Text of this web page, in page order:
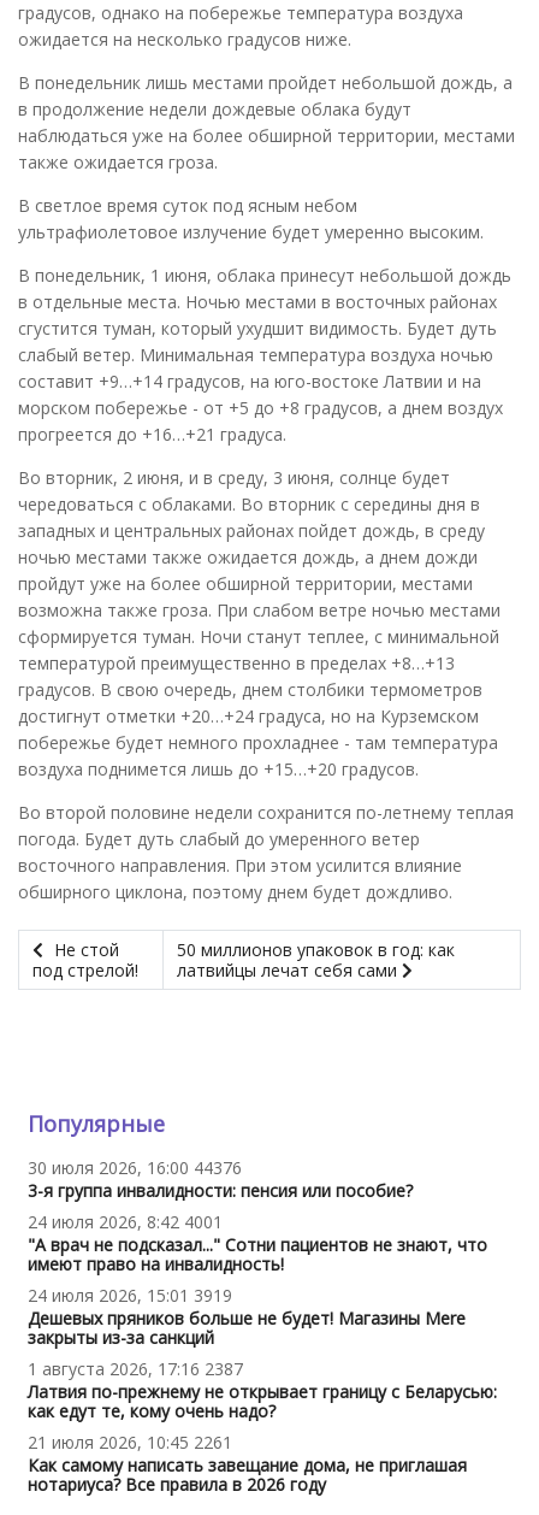
градусов, однако на побережье температура воздуха
ожидается на несколько градусов ниже.
В понедельник лишь местами пройдет небольшой дождь, а
в продолжение недели дождевые облака будут
наблюдаться уже на более обширной территории, местами
также ожидается гроза.
В светлое время суток под ясным небом
ультрафиолетовое излучение будет умеренно высоким.
В понедельник, 1 июня, облака принесут небольшой дождь
в отдельные места. Ночью местами в восточных районах
сгустится туман, который ухудшит видимость. Будет дуть
слабый ветер. Минимальная температура воздуха ночью
составит +9…+14 градусов, на юго-востоке Латвии и на
морском побережье - от +5 до +8 градусов, а днем воздух
прогреется до +16…+21 градуса.
Во вторник, 2 июня, и в среду, 3 июня, солнце будет
чередоваться с облаками. Во вторник с середины дня в
западных и центральных районах пойдет дождь, в среду
ночью местами также ожидается дождь, а днем дожди
пройдут уже на более обширной территории, местами
возможна также гроза. При слабом ветре ночью местами
сформируется туман. Ночи станут теплее, с минимальной
температурой преимущественно в пределах +8…+13
градусов. В свою очередь, днем столбики термометров
достигнут отметки +20…+24 градуса, но на Курземском
побережье будет немного прохладнее - там температура
воздуха поднимется лишь до +15…+20 градусов.
Во второй половине недели сохранится по-летнему теплая
погода. Будет дуть слабый до умеренного ветер
восточного направления. При этом усилится влияние
обширного циклона, поэтому днем будет дождливо.
Не стой
под стрелой!
50 миллионов упаковок в год: как
латвийцы лечат себя сами
Популярные
30 июля 2026, 16:00 44376
3-я группа инвалидности: пенсия или пособие?
24 июля 2026, 8:42 4001
"А врач не подсказал..." Сотни пациентов не знают, что
имеют право на инвалидность!
24 июля 2026, 15:01 3919
Дешевых пряников больше не будет! Магазины Mere
закрыты из-за санкций
1 августа 2026, 17:16 2387
Латвия по-прежнему не открывает границу с Беларусью:
как едут те, кому очень надо?
21 июля 2026, 10:45 2261
Как самому написать завещание дома, не приглашая
нотариуса? Все правила в 2026 году